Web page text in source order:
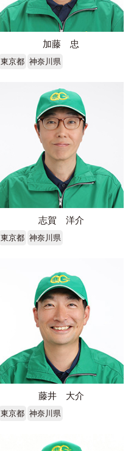
加藤 忠
東京都 神奈川県
志賀 洋介
東京都 神奈川県
藤井 大介
東京都 神奈川県